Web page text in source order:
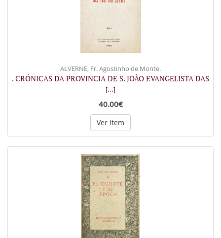
ALVERNE, Fr. Agostinho de Monte.
. CRÓNICAS DA PROVINCIA DE S. JOÃO EVANGELISTA DAS
[...]
40.00€
Ver Item